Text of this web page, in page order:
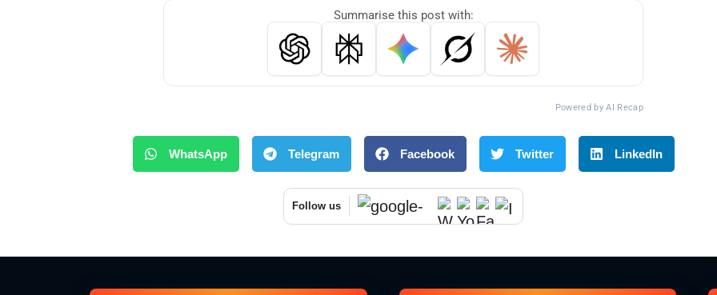
Summarise this post with:
Powered by AI Recap
WhatsApp Telegram Facebook Twitter LinkedIn
Follow us